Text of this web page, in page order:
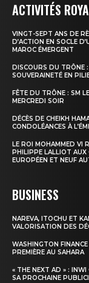
Insight
À propos
Formules
Mon compte
ACTIVITÉS
VINGT-SEPT ANS DE
D’ACTION EN SOCLE
MAROC ÉMERGENT
DISCOURS DU TRÔNE
SOUVERAINETÉ EN
FÊTE DU TRÔNE : SM
MERCREDI SOIR
DÉCÈS DE CHEIKH
CONDOLÉANCES À
LE ROI MOHAMMED VI
PHILIPPE LALLIOT AUX
EUROPÉEN ET NEUF
BUSINESS
NAREVA, ITOCHU ET
VALORISATION DES
WASHINGTON
PREMIÈRE AU SAHARA
« THE NEXT AD » : INWI
SA PROCHAINE